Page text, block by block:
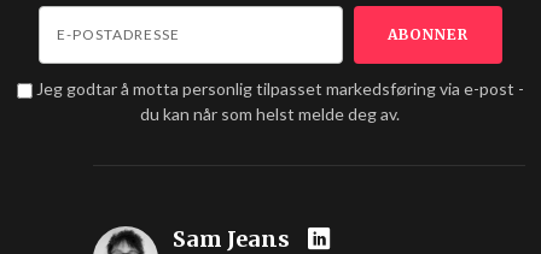
Jeg godtar å motta personlig tilpasset markedsføring via e-post -
du kan når som helst melde deg av.
Sam Jeans